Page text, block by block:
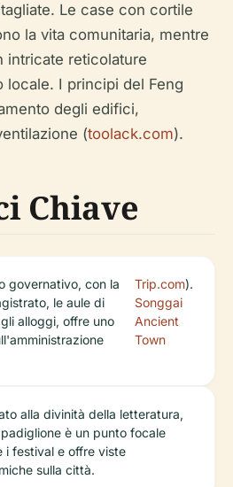
Le case con cortile
la vita comunitaria, mentre
intricate reticolature
locale. I principi del Feng
degli edifici,
(toolack.com).
Chiave
governativo, con la
le aule di
alloggi, offre uno
Trip.com
Songgai
Ancient
Town
).
alla divinità della letteratura,
è un punto focale
i festival e offre viste
sulla città.